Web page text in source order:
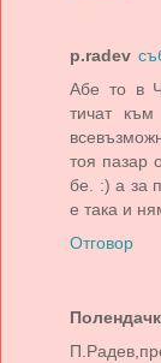
p.radev
Абе то в
тичат
тоя пазар
бе. :) а за
е така и
Отговор